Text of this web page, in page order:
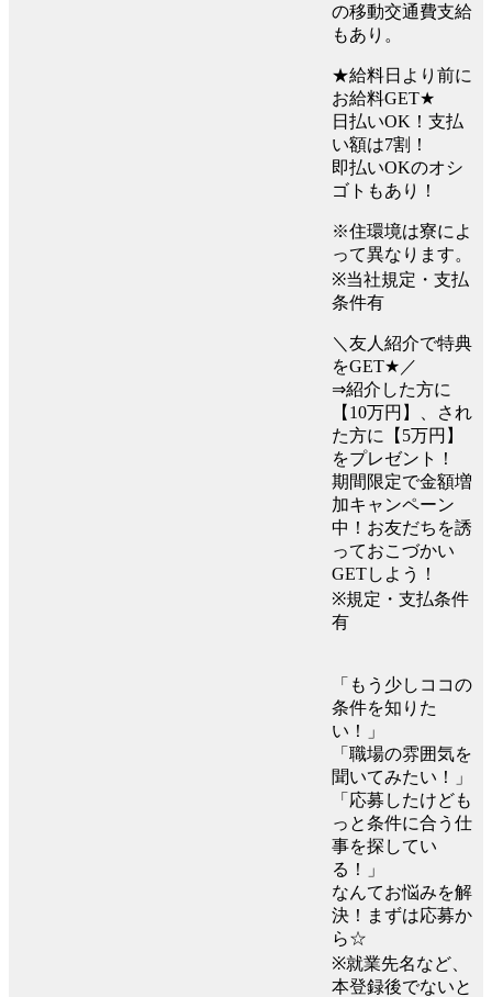
の移動交通費支給
もあり。
★給料日より前に
お給料GET★
日払いOK！支払
い額は7割！
即払いOKのオシ
ゴトもあり！
※住環境は寮によ
って異なります。
※当社規定・支払
条件有
＼友人紹介で特典
をGET★／
⇒紹介した方に
【10万円】、され
た方に【5万円】
をプレゼント！
期間限定で金額増
加キャンペーン
中！お友だちを誘
っておこづかい
GETしよう！
※規定・支払条件
有
「もう少しココの
条件を知りた
い！」
「職場の雰囲気を
聞いてみたい！」
「応募したけども
っと条件に合う仕
事を探してい
る！」
なんてお悩みを解
決！まずは応募か
ら☆
※就業先名など、
本登録後でないと